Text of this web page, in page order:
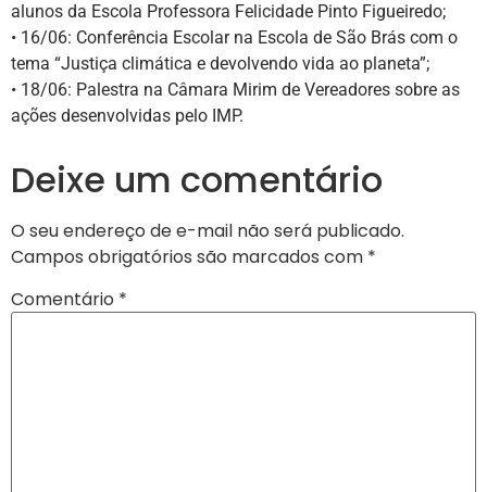
alunos da Escola Professora Felicidade Pinto Figueiredo;
• 16/06: Conferência Escolar na Escola de São Brás com o
tema “Justiça climática e devolvendo vida ao planeta”;
• 18/06: Palestra na Câmara Mirim de Vereadores sobre as
ações desenvolvidas pelo IMP.
Deixe um comentário
O seu endereço de e-mail não será publicado.
Campos obrigatórios são marcados com *
Comentário *